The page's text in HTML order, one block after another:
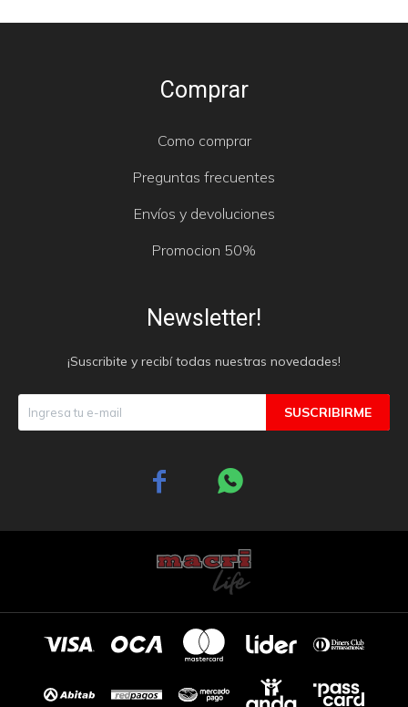
Comprar
Como comprar
Preguntas frecuentes
Envíos y devoluciones
Promocion 50%
Newsletter!
¡Suscribite y recibí todas nuestras novedades!
SUSCRIBIRME
 